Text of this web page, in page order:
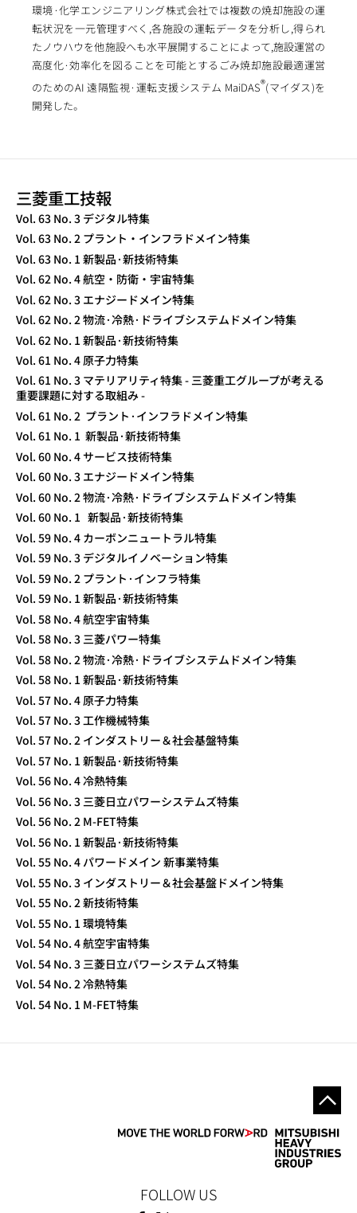
環境·化学エンジニアリング株式会社では複数の焼却施設の運
転状況を一元管理すべく,各施設の運転データを分析し,得られ
たノウハウを他施設へも水平展開することによって,施設運営の
高度化·効率化を図ることを可能とするごみ焼却施設最適運営
のためのAI 遠隔監視·運転支援システム MaiDAS®(マイダス)を
開発した。
三菱重工技報
TECHNICAL REVIEW
Vol. 63 No. 3 デジタル特集
Vol. 63 No. 2 プラント・インフラドメイン特集
Vol. 63 No. 1 新製品·新技術特集
Vol. 62 No. 4 航空・防衛・宇宙特集
Vol. 62 No. 3 エナジードメイン特集
Vol. 62 No. 2 物流·冷熱·ドライブシステムドメイン特集
Vol. 62 No. 1 新製品·新技術特集
Vol. 61 No. 4 原子力特集
Vol. 61 No. 3 マテリアリティ特集 - 三菱重工グループが考える
重要課題に対する取組み -
Vol. 61 No. 2 プラント·インフラドメイン特集
Vol. 61 No. 1 新製品·新技術特集
Vol. 60 No. 4 サービス技術特集
Vol. 60 No. 3 エナジードメイン特集
Vol. 60 No. 2 物流·冷熱·ドライブシステムドメイン特集
Vol. 60 No. 1 新製品·新技術特集
Vol. 59 No. 4 カーボンニュートラル特集
Vol. 59 No. 3 デジタルイノベーション特集
Vol. 59 No. 2 プラント·インフラ特集
Vol. 59 No. 1 新製品·新技術特集
Vol. 58 No. 4 航空宇宙特集
Vol. 58 No. 3 三菱パワー特集
Vol. 58 No. 2 物流·冷熱·ドライブシステムドメイン特集
Vol. 58 No. 1 新製品·新技術特集
Vol. 57 No. 4 原子力特集
Vol. 57 No. 3 工作機械特集
Vol. 57 No. 2 インダストリー＆社会基盤特集
Vol. 57 No. 1 新製品·新技術特集
Vol. 56 No. 4 冷熱特集
Vol. 56 No. 3 三菱日立パワーシステムズ特集
Vol. 56 No. 2 M-FET特集
Vol. 56 No. 1 新製品·新技術特集
Vol. 55 No. 4 パワードメイン 新事業特集
Vol. 55 No. 3 インダストリー＆社会基盤ドメイン特集
Vol. 55 No. 2 新技術特集
Vol. 55 No. 1 環境特集
Vol. 54 No. 4 航空宇宙特集
Vol. 54 No. 3 三菱日立パワーシステムズ特集
Vol. 54 No. 2 冷熱特集
Vol. 54 No. 1 M-FET特集
FOLLOW US